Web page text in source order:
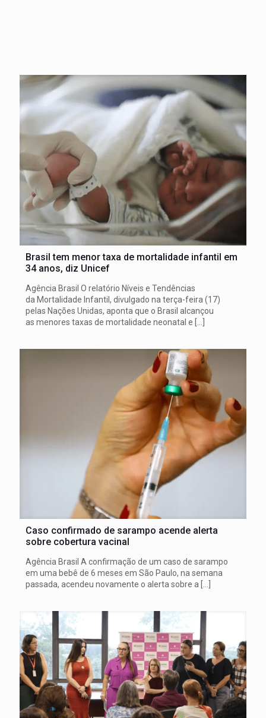
Brasil tem menor taxa de mortalidade infantil em
34 anos, diz Unicef
Agência Brasil O relatório Níveis e Tendências
da Mortalidade Infantil, divulgado na terça-feira (17)
pelas Nações Unidas, aponta que o Brasil alcançou
as menores taxas de mortalidade neonatal e […]
Caso confirmado de sarampo acende alerta
sobre cobertura vacinal
Agência Brasil A confirmação de um caso de sarampo
em uma bebê de 6 meses em São Paulo, na semana
passada, acendeu novamente o alerta sobre a